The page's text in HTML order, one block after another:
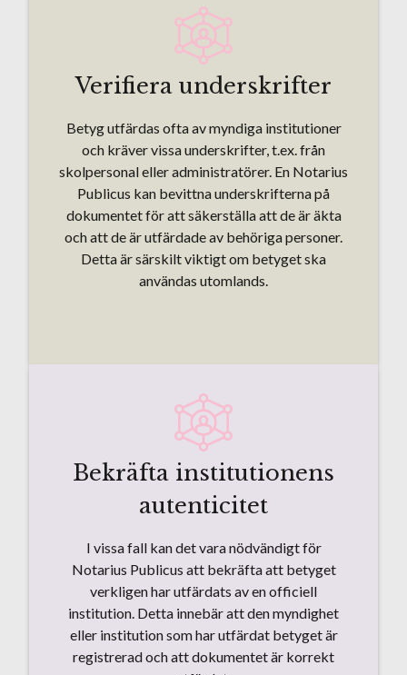
Verifiera underskrifter
Betyg utfärdas ofta av myndiga institutioner
och kräver vissa underskrifter, t.ex. från
skolpersonal eller administratörer. En Notarius
Publicus kan bevittna underskrifterna på
dokumentet för att säkerställa att de är äkta
och att de är utfärdade av behöriga personer.
Detta är särskilt viktigt om betyget ska
användas utomlands.
Bekräfta institutionens
autenticitet
I vissa fall kan det vara nödvändigt för
Notarius Publicus att bekräfta att betyget
verkligen har utfärdats av en officiell
institution. Detta innebär att den myndighet
eller institution som har utfärdat betyget är
registrerad och att dokumentet är korrekt